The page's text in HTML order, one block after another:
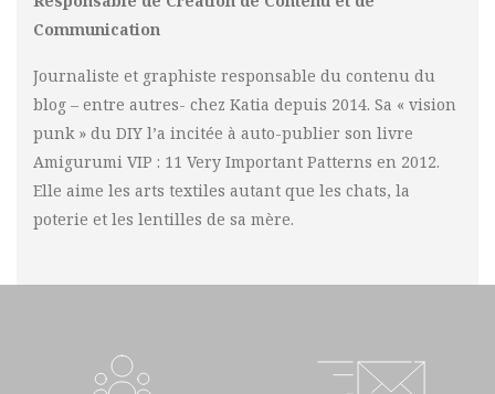
Communication
Journaliste et graphiste responsable du contenu du
blog – entre autres- chez Katia depuis 2014. Sa « vision
punk » du DIY l’a incitée à auto-publier son livre
Amigurumi VIP : 11 Very Important Patterns en 2012.
Elle aime les arts textiles autant que les chats, la
poterie et les lentilles de sa mère.